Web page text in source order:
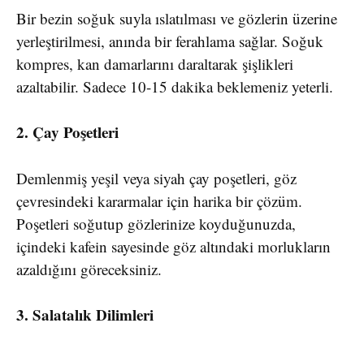
Bir bezin soğuk suyla ıslatılması ve gözlerin üzerine
yerleştirilmesi, anında bir ferahlama sağlar. Soğuk
kompres, kan damarlarını daraltarak şişlikleri
azaltabilir. Sadece 10-15 dakika beklemeniz yeterli.
2. Çay Poşetleri
Demlenmiş yeşil veya siyah çay poşetleri, göz
çevresindeki kararmalar için harika bir çözüm.
Poşetleri soğutup gözlerinize koyduğunuzda,
içindeki kafein sayesinde göz altındaki morlukların
azaldığını göreceksiniz.
3. Salatalık Dilimleri